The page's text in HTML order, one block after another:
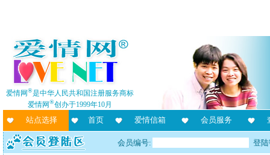
爱情网®是中华人民共和国注册服务商标
爱情网®创办于1999年10月
站点选择 首页 爱情信箱 会员服务
会员编号: 登